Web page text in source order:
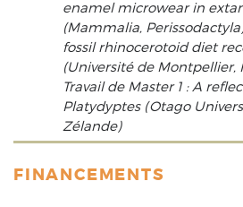
enamel microwear in
(Mammalia,
fossil rhinocerotoid diet
(Université de Montpellier,
Travail de Master 1 : A
Platydyptes (Otago
Zélande)
FINANCEMENTS